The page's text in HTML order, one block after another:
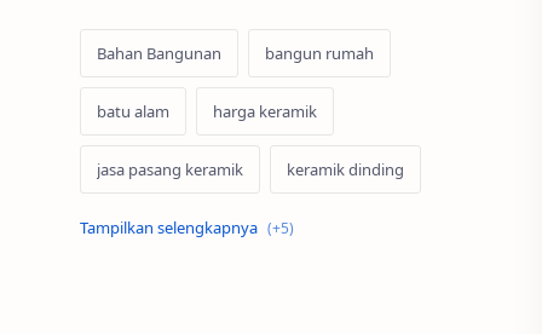
Bahan Bangunan bangun rumah
batu alam harga keramik
jasa pasang keramik keramik dinding
keramik lantai konstruksi baja